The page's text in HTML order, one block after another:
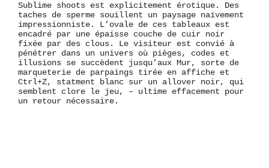
Sublime shoots est explicitement érotique. Des
taches de sperme souillent un paysage naïvement
impressionniste. L’ovale de ces tableaux est
encadré par une épaisse couche de cuir noir
fixée par des clous. Le visiteur est convié à
pénétrer dans un univers où pièges, codes et
illusions se succèdent jusqu’aux Mur, sorte de
marqueterie de parpaings tirée en affiche et
Ctrl+Z, statment blanc sur un allover noir, qui
semblent clore le jeu, – ultime effacement pour
un retour nécessaire.